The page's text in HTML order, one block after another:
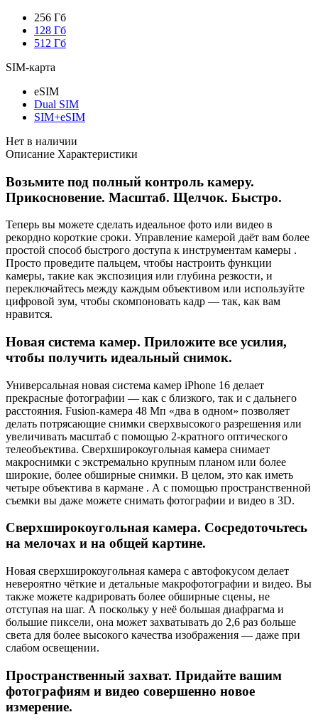
256 Гб
128 Гб
512 Гб
SIM-карта
eSIM
Dual SIM
SIM+eSIM
Нет в наличии
Описание Характеристики
Возьмите под полный контроль камеру.
Прикосновение. Масштаб. Щелчок. Быстро.
Теперь вы можете сделать идеальное фото или видео в
рекордно короткие сроки. Управление камерой даёт вам более
простой способ быстрого доступа к инструментам камеры .
Просто проведите пальцем, чтобы настроить функции
камеры, такие как экспозиция или глубина резкости, и
переключайтесь между каждым объективом или используйте
цифровой зум, чтобы скомпоновать кадр — так, как вам
нравится.
Новая система камер. Приложите все усилия,
чтобы получить идеальный снимок.
Универсальная новая система камер iPhone 16 делает
прекрасные фотографии — как с близкого, так и с дальнего
расстояния. Fusion-камера 48 Мп «два в одном» позволяет
делать потрясающие снимки сверхвысокого разрешения или
увеличивать масштаб с помощью 2-кратного оптического
телеобъектива. Сверхширокоугольная камера снимает
макроснимки с экстремально крупным планом или более
широкие, более обширные снимки. В целом, это как иметь
четыре объектива в кармане . А с помощью пространственной
съемки вы даже можете снимать фотографии и видео в 3D.
Сверхширокоугольная камера. Сосредоточьтесь
на мелочах и на общей картине.
Новая сверхширокоугольная камера с автофокусом делает
невероятно чёткие и детальные макрофотографии и видео. Вы
также можете кадрировать более обширные сцены, не
отступая на шаг. А поскольку у неё большая диафрагма и
большие пиксели, она может захватывать до 2,6 раз больше
света для более высокого качества изображения — даже при
слабом освещении.
Пространственный захват. Придайте вашим
фотографиям и видео совершенно новое
измерение.